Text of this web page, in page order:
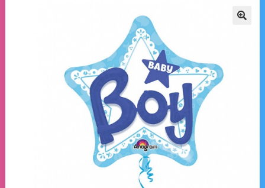
Inloggen